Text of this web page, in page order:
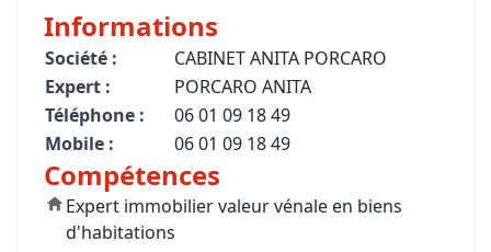
Informations
Société :
CABINET ANITA PORCARO
Expert :
PORCARO ANITA
Téléphone :
06 01 09 18 49
Mobile :
06 01 09 18 49
Compétences
Expert immobilier valeur vénale en biens
d'habitations